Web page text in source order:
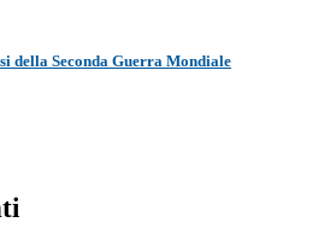
della Seconda Guerra Mondiale